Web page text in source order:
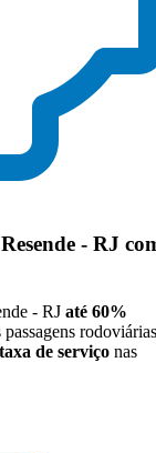
- RJ
- RJ até 60%
de serviço nas